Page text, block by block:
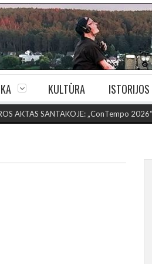
KULTŪRA ISTORIJOS
SANTAKOJE: „ConTempo 2026“